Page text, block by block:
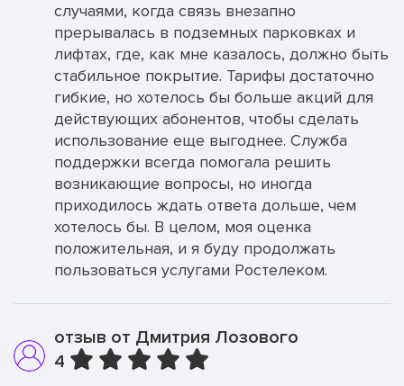
случаями, когда связь внезапно
прерывалась в подземных парковках и
лифтах, где, как мне казалось, должно быть
стабильное покрытие. Тарифы достаточно
гибкие, но хотелось бы больше акций для
действующих абонентов, чтобы сделать
использование еще выгоднее. Служба
поддержки всегда помогала решить
возникающие вопросы, но иногда
приходилось ждать ответа дольше, чем
хотелось бы. В целом, моя оценка
положительная, и я буду продолжать
пользоваться услугами Ростелеком.
отзыв от Дмитрия Лозового
4